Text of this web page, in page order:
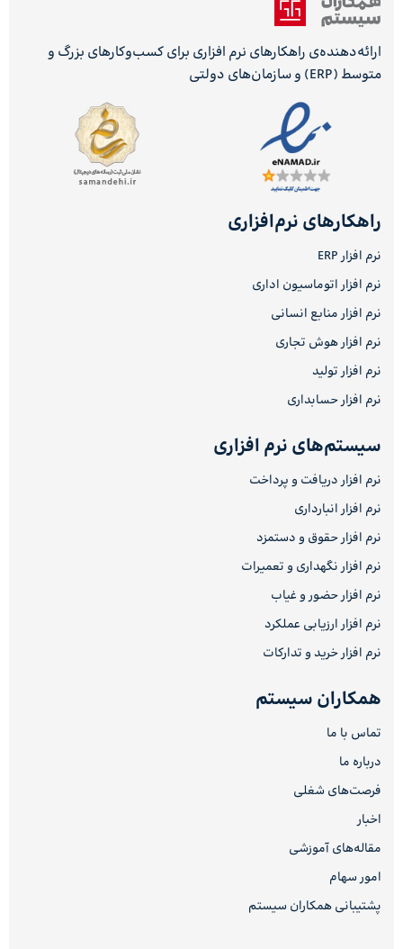
ارائه‌دهنده‌ی راهکارهای نرم افزاری برای کسب‌وکارهای بزرگ و
متوسط (ERP) و سازمان‌های دولتی
راهکارهای نرم‌افزاری
نرم افزار ERP
نرم افزار اتوماسیون اداری
نرم افزار منابع انسانی
نرم افزار هوش تجاری
نرم افزار تولید
نرم افزار حسابداری
سیستم‌های نرم افزاری
نرم افزار دریافت و پرداخت
نرم افزار انبارداری
نرم افزار حقوق و دستمزد
نرم افزار نگهداری و تعمیرات
نرم افزار حضور و غیاب
نرم افزار ارزیابی عملکرد
نرم افزار خرید و تدارکات
همکاران سیستم
تماس با ما
درباره ما
فرصت‌های شغلی
اخبار
مقاله‌های آموزشی
امور سهام
پشتیبانی همکاران سیستم